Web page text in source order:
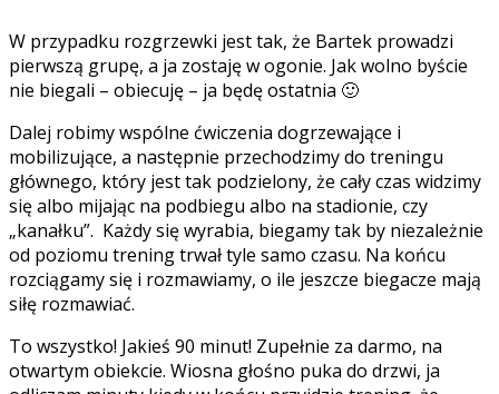
W przypadku rozgrzewki jest tak, że Bartek prowadzi
pierwszą grupę, a ja zostaję w ogonie. Jak wolno byście
nie biegali – obiecuję – ja będę ostatnia 🙂
Dalej robimy wspólne ćwiczenia dogrzewające i
mobilizujące, a następnie przechodzimy do treningu
głównego, który jest tak podzielony, że cały czas widzimy
się albo mijając na podbiegu albo na stadionie, czy
„kanałku”. Każdy się wyrabia, biegamy tak by niezależnie
od poziomu trening trwał tyle samo czasu. Na końcu
rozciągamy się i rozmawiamy, o ile jeszcze biegacze mają
siłę rozmawiać.
To wszystko! Jakieś 90 minut! Zupełnie za darmo, na
otwartym obiekcie. Wiosna głośno puka do drzwi, ja